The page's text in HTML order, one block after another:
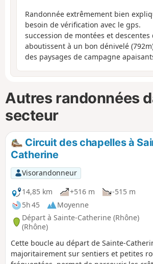
Randonnée extrêmement bien
besoin de vérification avec le gps.
succession de montées et descentes
aboutissent à un bon dénivelé
des paysages de campagne
Autres randonnées
secteur
Circuit des chapelles à
Catherine
Visorandonneur
14,85 km
+516 m
-515 m
5h 45
Moyenne
Départ à Sainte-Catherine (Rhône)
(Rhône)
Cette boucle au départ de Sainte-
majoritairement sur sentiers et petites